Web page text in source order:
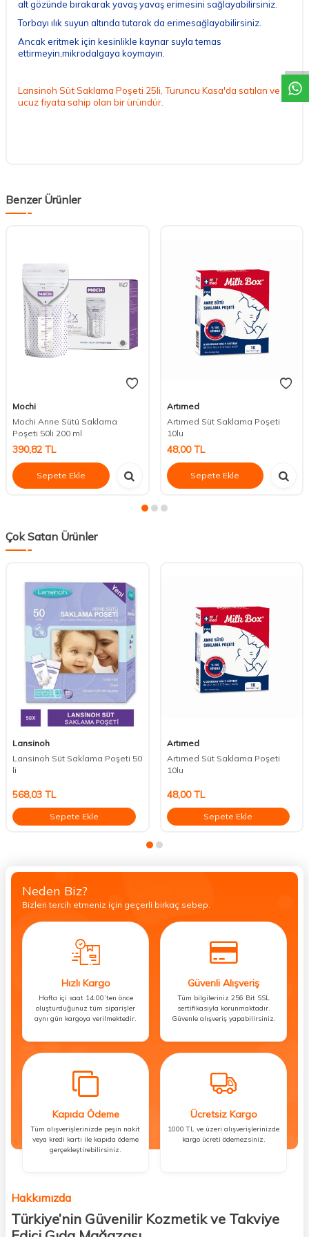
alt gözünde bırakarak yavaş yavaş erimesini sağlayabilirsiniz.
Torbayı ılık suyun altında tutarak da erimesağlayabilirsiniz.
Ancak eritmek için kesinlikle kaynar suyla temas
ettirmeyin,mikrodalgaya koymayın.
Lansinoh Süt Saklama Poşeti 25li, Turuncu Kasa'da satılan ve
ucuz fiyata sahip olan bir üründür.
Benzer Ürünler
Mochi
Mochi Anne Sütü Saklama
Poşeti 50li 200 ml
390,82 TL
Sepete Ekle
Artımed
Artımed Süt Saklama Poşeti
10lu
48,00TL
Sepete Ekle
Çok Satan Ürünler
Lansinoh
Lansinoh Süt Saklama Poşeti 50
li
568,03 TL
Sepete Ekle
Artımed
Artımed Süt Saklama Poşeti
10lu
48,00TL
Sepete Ekle
Neden Biz?
Bizleri tercih etmeniz için geçerli birkaç sebep.
Hızlı Kargo
Hafta içi saat 14:00’ten önce
oluşturduğunuz tüm siparişler
aynı gün kargoya verilmektedir.
Güvenli Alışveriş
Tüm bilgileriniz 256 Bit SSL
sertifikasıyla korunmaktadır.
Güvenle alışveriş yapabilirsiniz.
Kapıda Ödeme
Tüm alışverişlerinizde peşin nakit
veya kredi kartı ile kapıda ödeme
gerçekleştirebilirsiniz.
Ücretsiz Kargo
1000 TL ve üzeri alışverişlerinizde
kargo ücreti ödemezsiniz.
Hakkımızda
Türkiye’nin Güvenilir Kozmetik ve Takviye